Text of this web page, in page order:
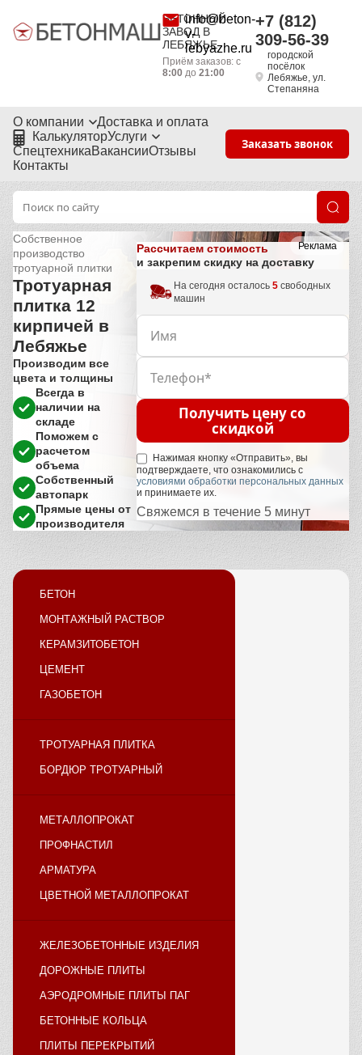
БЕТОННЫЙ
ЗАВОД В
ЛЕБЯЖЬЕ
info@beton-
v-
lebyazhe.ru
Приём заказов: с
8:00до 21:00
+7 (812)
309-56-39
городской
посёлок
Лебяжье, ул.
Степаняна
О компании
Доставка и оплата
КалькуляторУслуги
СпецтехникаВакансииОтзывы
Контакты
Заказать звонок
Реклама
Собственное
производство
тротуарной плитки
Тротуарная
плитка 12
кирпичей в
Лебяжье
Производим все
цвета и толщины
Всегда в
наличии на
складе
Поможем с
расчетом
объема
Собственный
автопарк
Прямые цены от
производителя
Рассчитаем стоимость
и закрепим скидку на доставку
На сегодня осталось 5свободных
машин
Получить цену со
скидкой
Нажимая кнопку «Отправить», вы
подтверждаете, что ознакомились с
условиями обработки персональных данных
и принимаете их.
Свяжемся в течение 5 минут
БЕТОН
МОНТАЖНЫЙ РАСТВОР
КЕРАМЗИТОБЕТОН
ЦЕМЕНТ
ГАЗОБЕТОН
ТРОТУАРНАЯ ПЛИТКА
БОРДЮР ТРОТУАРНЫЙ
МЕТАЛЛОПРОКАТ
ПРОФНАСТИЛ
АРМАТУРА
ЦВЕТНОЙ МЕТАЛЛОПРОКАТ
ЖЕЛЕЗОБЕТОННЫЕ ИЗДЕЛИЯ
ДОРОЖНЫЕ ПЛИТЫ
АЭРОДРОМНЫЕ ПЛИТЫ ПАГ
БЕТОННЫЕ КОЛЬЦА
ПЛИТЫ ПЕРЕКРЫТИЙ